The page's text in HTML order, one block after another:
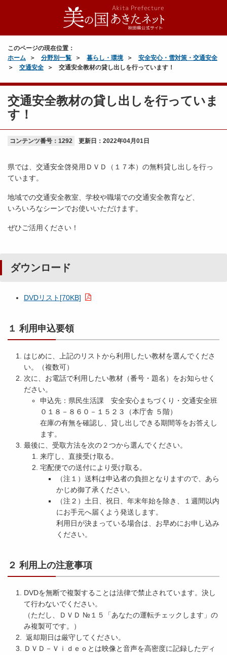
このページの現在位置：
ホーム
分野別一覧 暮らし・環境
安全安心・雪対策・交通安全
交通安全
交通安全教材の貸し出しを行っています！
交通安全教材の貸し出しを行っていま
す！
コンテンツ番号：1292 更新日： 2022年04月01日
県では、交通安全啓発用ＤＶＤ（１７本）の無料貸し出しを行っ
ています。
地域での交通安全教室、学校や職場での交通安全教育など、
いろいろなシーンでお使いいただけます。
ぜひご活用ください！
ダウンロード
DVDリスト[70KB]
１ 利用申込要領
はじめに、上記のリストから利用したい教材を選んでくださ
い。（複数可）
次に、お電話で利用したい教材（番号・題名）をお知らせく
ださい。
申込先：県民生活課 安全安心まちづくり・交通安全班
０１８－８６０－１５２３（本庁舎 ５階）
在庫の有無を確認し、貸し出しできる期間等をお答えし
ます。
最後に、受取方法を次の２つから選んでください。
来庁し、直接受け取る。
宅配便での送付により受け取る。
（注１）送料は申込者の負担となりますので、あら
かじめ御了承ください。
（注２）土日、祝日、年末年始を除き、１週間以内
にお手元へ届くよう発送します。
利用日が決まっている場合は、お早めにお申し込み
ください。
２ 利用上の注意事項
DVDを無断で複製することは法律で禁止されています。決し
て行わないでください。
（ただし、ＤＶＤ №１５「あなたの運転チェックします」の
み複製可です。）
返却期日は厳守してください。
ＤＶＤ－Ｖｉｄｅｏとは映像と音声を高密度に記録したディ